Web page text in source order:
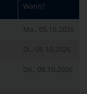
Wann?
Mo., 05.10.2026
Di., 06.10.2026
Do., 08.10.2026